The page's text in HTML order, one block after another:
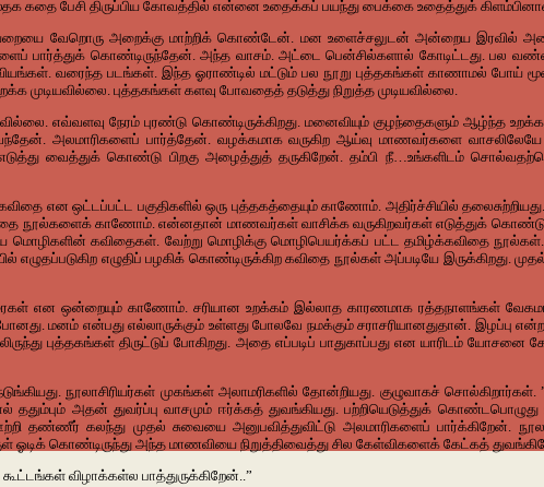
கதை பேசி திருப்பிய கோவத்தில் என்னை உதைக்கப் பயந்து பைக்கை உதைத்துக்
வேறொரு அறைக்கு மாற்றிக் கொண்டேன். மன உளைச்சலுடன் அன்றைய இரவில்
பார்த்துக் கொண்டிருந்தேன். அந்த வாசம். அட்டை பென்சில்களால் கோடிட்டது. பல
வரைந்த படங்கள். இந்த ஓராண்டில் மட்டும் பல நூறு புத்தகங்கள் காணாமல் போய்
முடியவில்லை. புத்தகங்கள் களவு போவதைத் தடுத்து நிறுத்த முடியவில்லை.
எவ்வளவு நேரம் புரண்டு கொண்டிருக்கிறது. மனைவியும் குழந்தைகளும் ஆழ்ந்த
அலமாரிகளைப் பார்த்தேன். வழக்கமாக வருகிற ஆய்வு மாணவர்களை வாசலிலேயே
வைத்துக் கொண்டு பிறகு அழைத்துத் தருகிறேன். தம்பி நீ…உங்களிடம்
என ஒட்டப்பட்ட பகுதிகளில் ஒரு புத்தகத்தையும் காணோம். அதிர்ச்சியில்
நூல்களைக் காணோம். என்னதான் மாணவர்கள் வாசிக்க வருகிறவர்கள் எடுத்துக்
மொழிகளின் கவிதைகள். வேற்று மொழிக்கு மொழிபெயர்க்கப் பட்ட தமிழ்க்கவிதை நூல்கள்.
எழுதிப் பழகிக் கொண்டிருக்கிற கவிதை நூல்கள் அப்படியே இருக்கிறது.
என ஒன்றையும் காணோம். சரியான உறக்கம் இல்லாத காரணமாக ரத்தநாளங்கள்
மனம் என்பது எல்லாருக்கும் உள்ளது போலவே நமக்கும் சராசரியானதுதான். இழப்பு
புத்தகங்கள் திருட்டுப் போகிறது. அதை எப்படிப் பாதுகாப்பது என யாரிடம்
நூலாசிரியர்கள் முகங்கள் அலாமரிகளில் தோன்றியது. குழுவாகச் சொல்கிறார்கள்.
அதன் துவர்ப்பு வாசமும் ஈர்க்கத் துவங்கியது. பற்றியெடுத்துக் கொண்டபொழுது
கலந்து முதல் சுவையை அனுபவித்துவிட்டு அலமாரிகளைப் பார்க்கிறேன்.
கொண்டிருந்து அந்த மாணவியை நிறுத்திவைத்து சில கேள்விகளைக் கேட்கத்
விழாக்கள்ல பாத்துருக்கிறேன்..”